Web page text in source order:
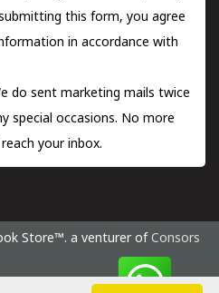
this form, you agree
in accordance with
do sent marketing mails twice
special occasions. No more
your inbox.
Store™. a venturer of Consors